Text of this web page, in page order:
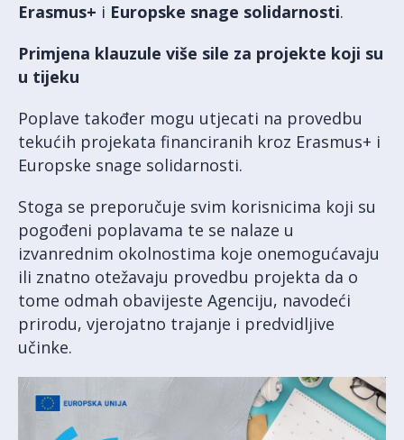
Erasmus+ i Europske snage solidarnosti.
Primjena klauzule više sile za projekte koji su
u tijeku
Poplave također mogu utjecati na provedbu
tekućih projekata financiranih kroz Erasmus+ i
Europske snage solidarnosti.
Stoga se preporučuje svim korisnicima koji su
pogođeni poplavama te se nalaze u
izvanrednim okolnostima koje onemogućavaju
ili znatno otežavaju provedbu projekta da o
tome odmah obavijeste Agenciju, navodeći
prirodu, vjerojatno trajanje i predvidljive
učinke.